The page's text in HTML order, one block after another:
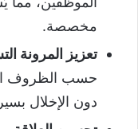
مخصصة.
تعزيز المرونة
حسب الظروف
دون الإخلال